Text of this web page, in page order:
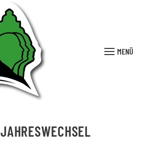
MENÜ
JAHRESWECHSEL